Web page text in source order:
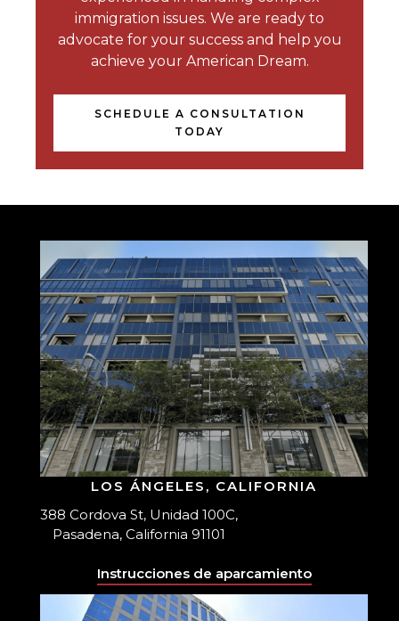
immigration issues. We are ready to
advocate for your success and help you
achieve your American Dream.
SCHEDULE A CONSULTATION
TODAY
LOS ÁNGELES, CALIFORNIA
388 Cordova St, Unidad 100C,
Pasadena, California 91101
Instrucciones de aparcamiento